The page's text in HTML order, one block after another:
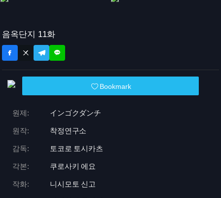
음옥단지 11화
Bookmark
원제: インゴクダンチ
원작: 착정연구소
감독: 토코로 토시카츠
각본: 쿠로사키 에요
작화: 니시모토 신고